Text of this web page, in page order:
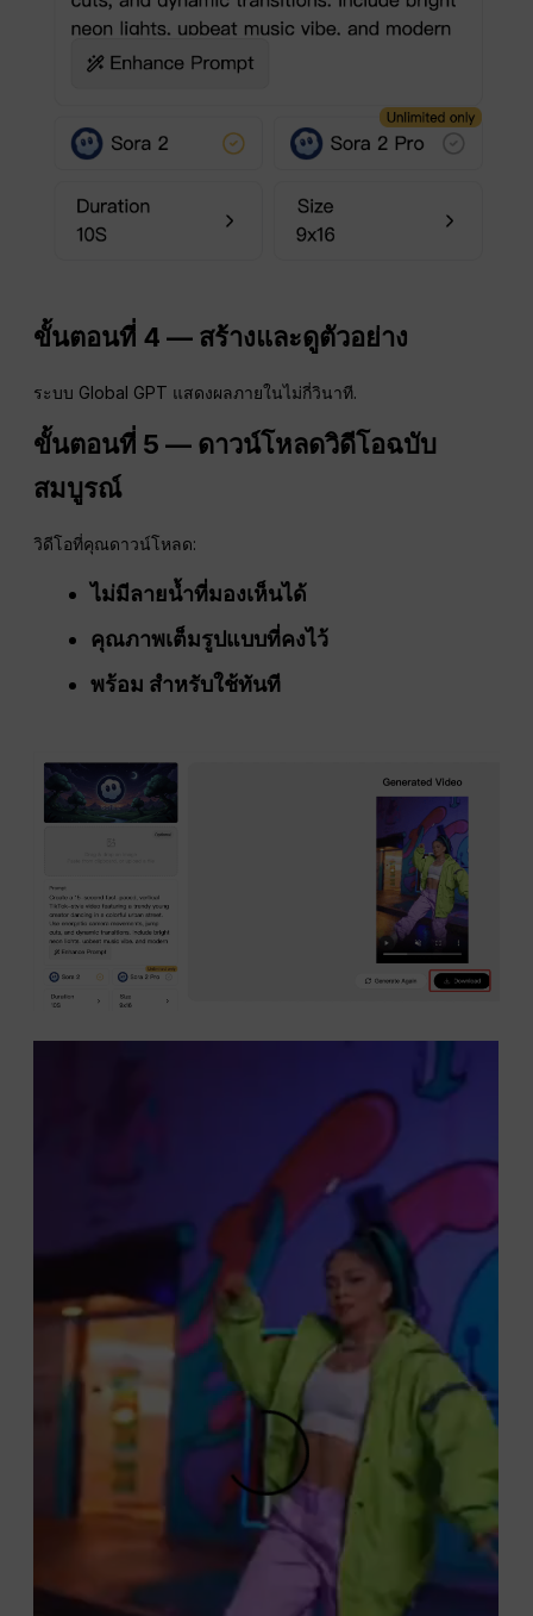
ขั้นตอนที่ 4 — สร้างและดูตัวอย่าง
ระบบ Global GPT แสดงผลภายในไม่กี่วินาที.
ขั้นตอนที่ 5 — ดาวน์โหลดวิดีโอฉบับ
สมบูรณ์
วิดีโอที่คุณดาวน์โหลด:
ไม่มีลายน้ำที่มองเห็นได้
คุณภาพเต็มรูปแบบที่คงไว้
พร้อม สำหรับใช้ทันที